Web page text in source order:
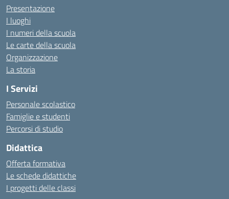
Presentazione
I luoghi
I numeri della scuola
Le carte della scuola
Organizzazione
La storia
I Servizi
Personale scolastico
Famiglie e studenti
Percorsi di studio
Didattica
Offerta formativa
Le schede didattiche
I progetti delle classi